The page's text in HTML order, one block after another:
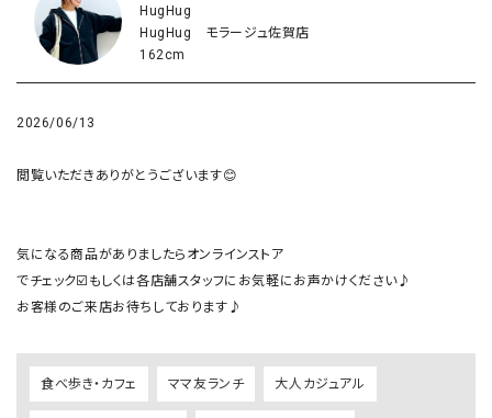
HugHug
HugHug モラージュ佐賀店
162cm
2026/06/13
閲覧いただきありがとうございます😊
気になる商品がありましたらオンラインストア
でチェック☑️もしくは各店舗スタッフにお気軽にお声かけください♪
お客様のご来店お待ちしております♪
食べ歩き・カフェ ママ友ランチ 大人カジュアル